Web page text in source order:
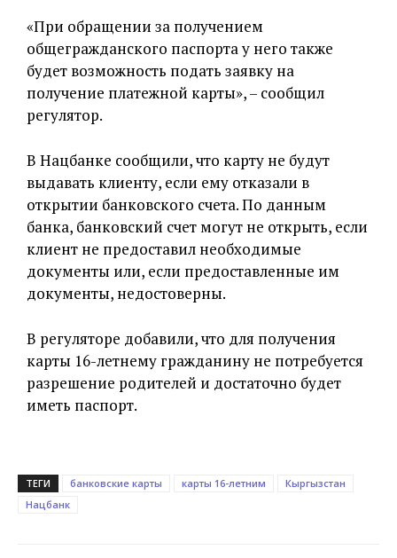
«При обращении за получением
общегражданского паспорта у него также
будет возможность подать заявку на
получение платежной карты», – сообщил
регулятор.
В Нацбанке сообщили, что карту не будут
выдавать клиенту, если ему отказали в
открытии банковского счета. По данным
банка, банковский счет могут не открыть, если
клиент не предоставил необходимые
документы или, если предоставленные им
документы, недостоверны.
В регуляторе добавили, что для получения
карты 16-летнему гражданину не потребуется
разрешение родителей и достаточно будет
иметь паспорт.
ТЕГИ банковские карты карты 16-летним
Кыргызстан
Нацбанк